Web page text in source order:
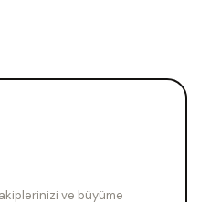
ve büyüme